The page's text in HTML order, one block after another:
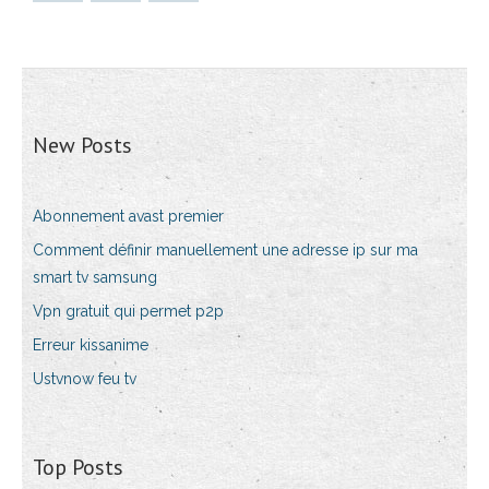
New Posts
Abonnement avast premier
Comment définir manuellement une adresse ip sur ma
smart tv samsung
Vpn gratuit qui permet p2p
Erreur kissanime
Ustvnow feu tv
Top Posts